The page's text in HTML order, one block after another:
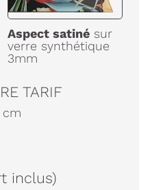
Aspect satiné sur
verre synthétique
3mm
TARIF
cm
inclus)